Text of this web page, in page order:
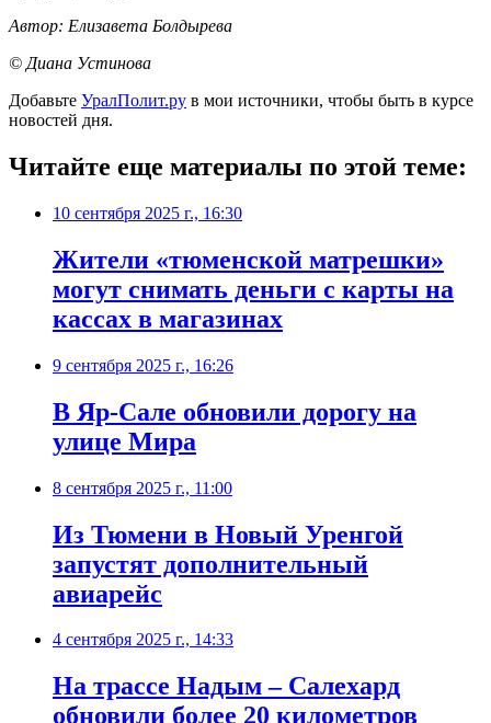
Автор: Елизавета Болдырева
© Диана Устинова
Добавьте УралПолит.ру в мои источники, чтобы быть в курсе
новостей дня.
Читайте еще материалы по этой теме:
10 сентября 2025 г., 16:30
Жители «тюменской матрешки»
могут снимать деньги с карты на
кассах в магазинах
9 сентября 2025 г., 16:26
В Яр-Сале обновили дорогу на
улице Мира
8 сентября 2025 г., 11:00
Из Тюмени в Новый Уренгой
запустят дополнительный
авиарейс
4 сентября 2025 г., 14:33
На трассе Надым – Салехард
обновили более 20 километров